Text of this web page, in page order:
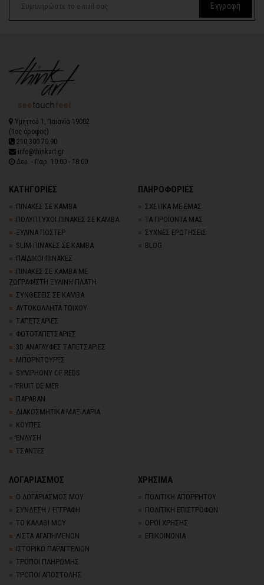
Εγγραφή
Υμηττού 1, Παιανία 19002
(1ος όροφος)
210.300.70.90
info@thinkart.gr
Δευ. - Παρ. 10:00 - 18:00
ΚΑΤΗΓΟΡΙΕΣ
ΠΙΝΑΚΕΣ ΣΕ ΚΑΜΒΑ
ΠΟΛΥΠΤΥΧΟΙ ΠΙΝΑΚΕΣ ΣΕ ΚΑΜΒΑ
ΞΥΛΙΝΑ ΠΟΣΤΕΡ
SLIM ΠΙΝΑΚΕΣ ΣΕ ΚΑΜΒΑ
ΠΑΙΔΙΚΟΙ ΠΙΝΑΚΕΣ
ΠΙΝΑΚΕΣ ΣΕ ΚΑΜΒΑ ΜΕ
ΖΩΓΡΑΦΙΣΤΗ ΞΥΛΙΝΗ ΠΛΑΤΗ
ΣΥΝΘΕΣΕΙΣ ΣΕ ΚΑΜΒΑ
ΑΥΤΟΚΟΛΛΗΤΑ ΤΟΙΧΟΥ
TΑΠΕΤΣΑΡΙΕΣ
ΦΩΤΟΤΑΠΕΤΣΑΡΙΕΣ
3D AΝΑΓΛΥΦΕΣ TΑΠΕΤΣΑΡΙΕΣ
ΜΠΟΡΝΤΟΥΡΕΣ
SYMPHONY OF REDS
FRUIT DE MER
ΠΑΡΑΒΑΝ
ΔΙΑΚΟΣΜΗΤΙΚΑ ΜΑΞΙΛΑΡΙΑ
ΚΟΥΠΕΣ
ΕΝΔΥΣΗ
ΤΣΑΝΤΕΣ
ΠΛΗΡΟΦΟΡΙΕΣ
ΣΧΕΤΙΚΑ ΜΕ ΕΜΑΣ
ΤΑ ΠΡΟΪΟΝΤΑ ΜΑΣ
ΣΥΧΝΕΣ ΕΡΩΤΗΣΕΙΣ
BLOG
ΛΟΓΑΡΙΑΣΜΟΣ
Ο ΛΟΓΑΡΙΑΣΜΟΣ ΜΟΥ
ΣΥΝΔΕΣΗ / ΕΓΓΡΑΦΗ
ΤΟ ΚΑΛΑΘΙ ΜΟΥ
ΛΙΣΤΑ ΑΓΑΠΗΜΕΝΩΝ
ΙΣΤΟΡΙΚΟ ΠΑΡΑΓΓΕΛΙΩΝ
ΤΡΟΠΟΙ ΠΛΗΡΩΜΗΣ
ΤΡΟΠΟΙ ΑΠΟΣΤΟΛΗΣ
ΧΡΗΣΙΜΑ
ΠΟΛΙΤΙΚΗ ΑΠΟΡΡΗΤΟΥ
ΠΟΛΙΤΙΚΗ ΕΠΙΣΤΡΟΦΩΝ
ΟΡΟΙ ΧΡΗΣΗΣ
ΕΠΙΚΟΙΝΩΝΙΑ